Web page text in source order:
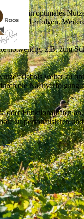
ein optimales
Drittland erfolgen.
notwendig, z.B. zum
weiter zu
die Nachverfolgung
oder Funktionalitäten
zu personalisieren